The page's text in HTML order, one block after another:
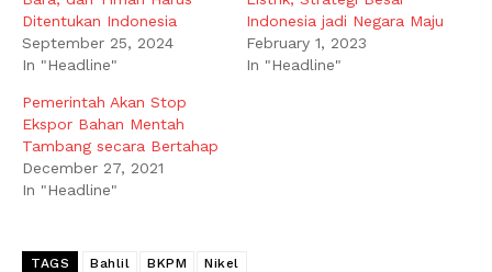
Ditentukan Indonesia
September 25, 2024
In "Headline"
Indonesia jadi Negara Maju
February 1, 2023
In "Headline"
Pemerintah Akan Stop
Ekspor Bahan Mentah
Tambang secara Bertahap
December 27, 2021
In "Headline"
TAGS Bahlil BKPM Nikel